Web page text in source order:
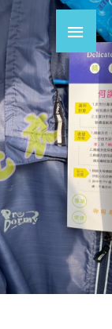
主
要
選
單